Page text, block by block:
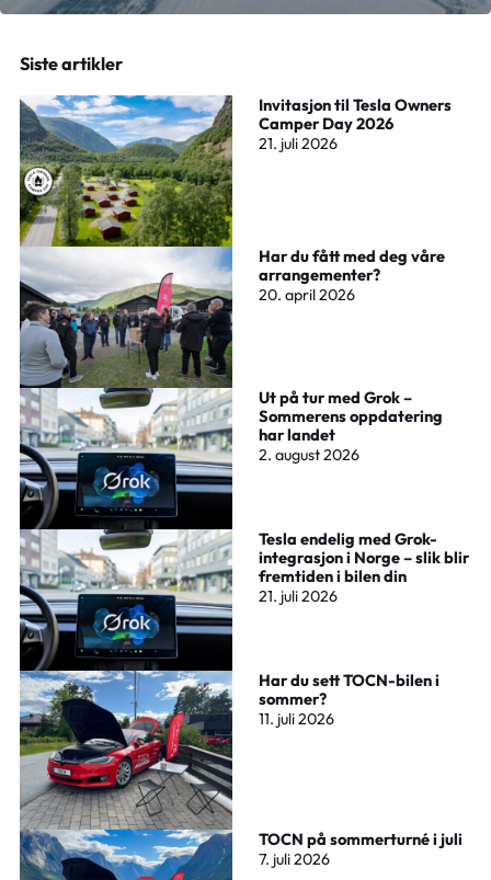
Siste artikler
Invitasjon til Tesla Owners
Camper Day 2026
21. juli 2026
Har du fått med deg våre
arrangementer?
20. april 2026
Ut på tur med Grok –
Sommerens oppdatering
har landet
2. august 2026
Tesla endelig med Grok-
integrasjon i Norge – slik blir
fremtiden i bilen din
21. juli 2026
Har du sett TOCN-bilen i
sommer?
11. juli 2026
TOCN på sommerturné i juli
7. juli 2026